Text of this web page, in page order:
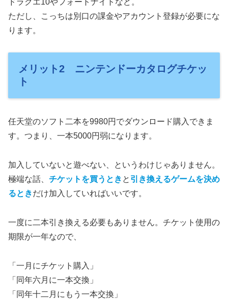
ドラクエ10やフォートナイトなど。
ただし、こっちは別口の課金やアカウント登録が必要にな
ります。
メリット2 ニンテンドーカタログチケッ
ト
任天堂のソフト二本を9980円でダウンロード購入できま
す。つまり、一本5000円弱になります。
加入していないと遊べない、というわけじゃありません。
極端な話、 チケットを買うとき と 引き換えるゲームを決め
るときだけ加入していればいいです。
一度に二本引き換える必要もありません。チケット使用の
期限が一年なので、
「一月にチケット購入」
「同年六月に一本交換」
「同年十二月にもう一本交換」